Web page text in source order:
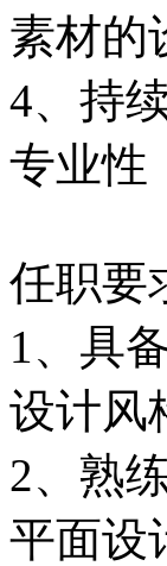
素材的
4、持
专业性
任职要
1、具
设计风
2、熟
平面设